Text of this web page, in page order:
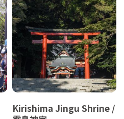
Kirishima Jingu Shrine /